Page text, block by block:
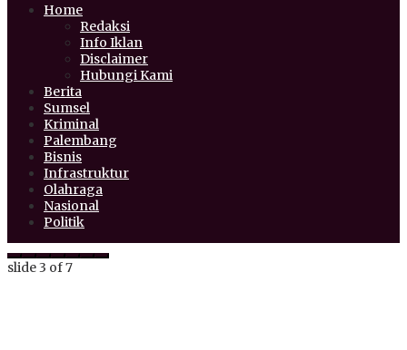
Home
Redaksi
Info Iklan
Disclaimer
Hubungi Kami
Berita
Sumsel
Kriminal
Palembang
Bisnis
Infrastruktur
Olahraga
Nasional
Politik
slide3 of 7